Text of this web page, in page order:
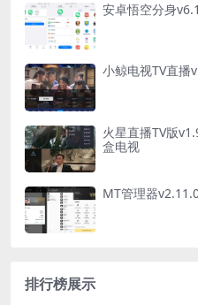
安卓悟空分身
小鲸电视TV直播
火星直播TV版
盒电视
MT管理器
排行榜展示